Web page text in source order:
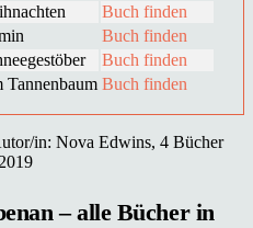
Buch finden
Buch finden
Buch finden
Buch finden
in: Nova Edwins, 4 Bücher
– alle Bücher in